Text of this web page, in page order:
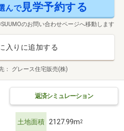
んで見学予約する
のお問い合わせページへ移動します
入りに追加する
グレース住宅販売(株)
返済シミュレーション
土地面積 2127.99m2